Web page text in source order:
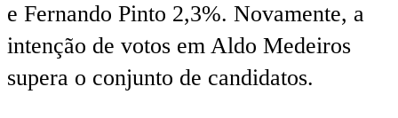
e Fernando Pinto 2,3%. Novamente, a
intenção de votos em Aldo Medeiros
supera o conjunto de candidatos.